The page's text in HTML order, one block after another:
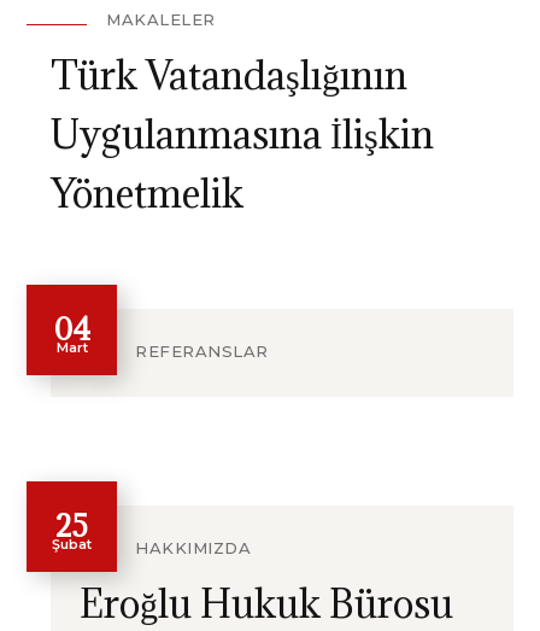
MAKALELER
Türk Vatandaşlığının
Uygulanmasına İlişkin
Yönetmelik
04
Mart REFERANSLAR
25
Şubat HAKKIMIZDA
Eroğlu Hukuk Bürosu